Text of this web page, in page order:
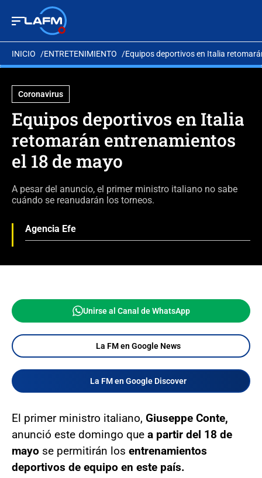
INICIO ENTRETENIMIENTO Equipos deportivos en Italia
Coronavirus
Equipos deportivos en Italia
retomarán entrenamientos
el 18 de mayo
A pesar del anuncio, el primer ministro italiano no sabe
cuándo se reanudarán los torneos.
Agencia Efe
Unirse al Canal de WhatsApp
La FM en Google News
La FM en Google Discover
El primer ministro italiano, Giuseppe Conte,
anunció este domingo que a partir del 18 de
mayo se permitirán los entrenamientos
deportivos de equipo en este país.